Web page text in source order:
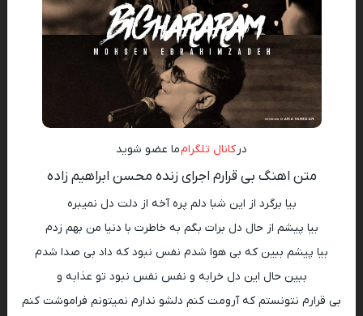
در کانال تلگرامما عضو شوید
متن اهنگ بی قرارم اجرای زنده محسن ابراهیم زاده
بیا برگرد از این شبا دلم پره آخه از دلت دل نمیبره
بیا پیشم از حال دل برات بگم به خاطرت با دنیا من بهم زدم
بیا پیشم ببین که بی هوا شدم نفس نبود که داد بی صدا شدم
ببین حال این دل خرابه و نفس نفس نبود تو عذابه و
بی قرارم نتونستم که آرومت کنم دلشو ندارم نمیتونم فراموشت کنم